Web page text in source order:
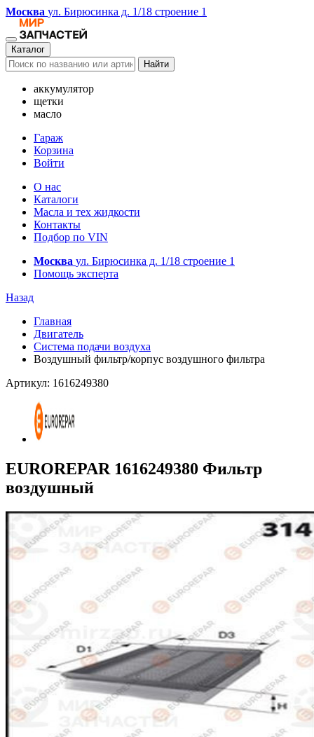
Москва ул. Бирюсинка д. 1/18 строение 1
Каталог
Найти
аккумулятор
щетки
масло
Гараж
Корзина
Войти
О нас
Каталоги
Масла и тех жидкости
Контакты
Подбор по VIN
Москва ул. Бирюсинка д. 1/18 строение 1
Помощь эксперта
Назад
Главная
Двигатель
Система подачи воздуха
Воздушный фильтр/корпус воздушного фильтра
Артикул: 1616249380
EUROREPAR 1616249380 Фильтр
воздушный